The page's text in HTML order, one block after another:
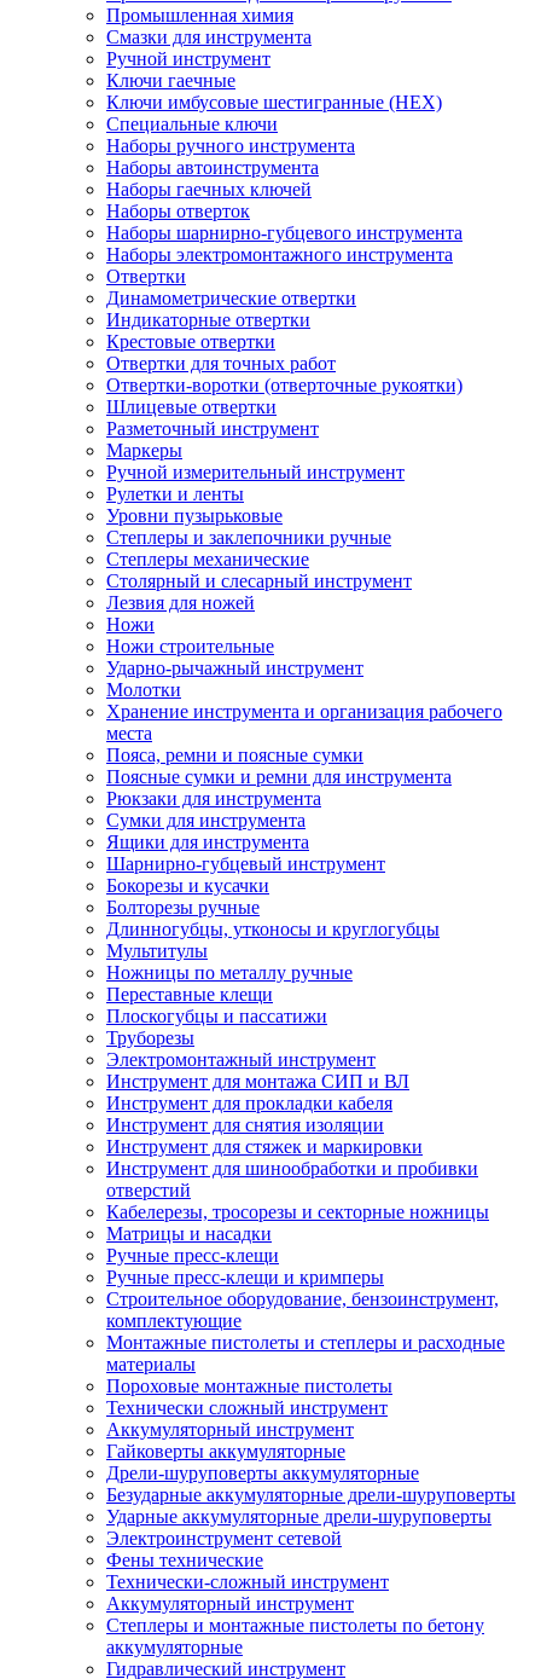
Промышленная химия
Смазки для инструмента
Ручной инструмент
Ключи гаечные
Ключи имбусовые шестигранные (HEX)
Специальные ключи
Наборы ручного инструмента
Наборы автоинструмента
Наборы гаечных ключей
Наборы отверток
Наборы шарнирно-губцевого инструмента
Наборы электромонтажного инструмента
Отвертки
Динамометрические отвертки
Индикаторные отвертки
Крестовые отвертки
Отвертки для точных работ
Отвертки-воротки (отверточные рукоятки)
Шлицевые отвертки
Разметочный инструмент
Маркеры
Ручной измерительный инструмент
Рулетки и ленты
Уровни пузырьковые
Степлеры и заклепочники ручные
Степлеры механические
Столярный и слесарный инструмент
Лезвия для ножей
Ножи
Ножи строительные
Ударно-рычажный инструмент
Молотки
Хранение инструмента и организация рабочего
места
Пояса, ремни и поясные сумки
Поясные сумки и ремни для инструмента
Рюкзаки для инструмента
Сумки для инструмента
Ящики для инструмента
Шарнирно-губцевый инструмент
Бокорезы и кусачки
Болторезы ручные
Длинногубцы, утконосы и круглогубцы
Мультитулы
Ножницы по металлу ручные
Переставные клещи
Плоскогубцы и пассатижи
Труборезы
Электромонтажный инструмент
Инструмент для монтажа СИП и ВЛ
Инструмент для прокладки кабеля
Инструмент для снятия изоляции
Инструмент для стяжек и маркировки
Инструмент для шинообработки и пробивки
отверстий
Кабелерезы, тросорезы и секторные ножницы
Матрицы и насадки
Ручные пресс-клещи
Ручные пресс-клещи и кримперы
Строительное оборудование, бензоинструмент,
комплектующие
Монтажные пистолеты и степлеры и расходные
материалы
Пороховые монтажные пистолеты
Технически сложный инструмент
Аккумуляторный инструмент
Гайковерты аккумуляторные
Дрели-шуруповерты аккумуляторные
Безударные аккумуляторные дрели-шуруповерты
Ударные аккумуляторные дрели-шуруповерты
Электроинструмент сетевой
Фены технические
Технически-сложный инструмент
Аккумуляторный инструмент
Степлеры и монтажные пистолеты по бетону
аккумуляторные
Гидравлический инструмент